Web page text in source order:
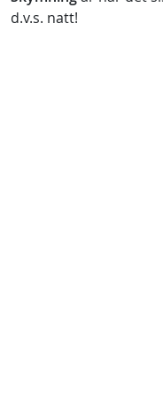
d.v.s. natt!